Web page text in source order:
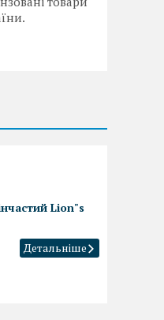
Lion"s